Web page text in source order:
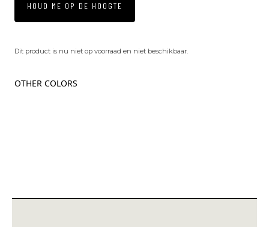
HOUD ME OP DE HOOGTE
Dit product is nu niet op voorraad en niet beschikbaar.
OTHER COLORS